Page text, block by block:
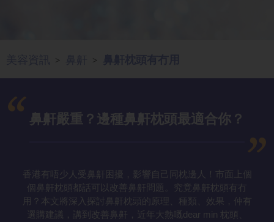
> >
鼻鼾嚴重？邊種鼻鼾枕頭最適合你？
香港有唔少人受鼻鼾困擾，影響自己同枕邊人！市面上個
個鼻鼾枕頭都話可以改善鼻鼾問題。究竟鼻鼾枕頭有冇
用？本文將深入探討鼻鼾枕頭的原理、種類、效果，仲有
選購建議，講到改善鼻鼾，近年大熱嘅dear min 枕頭、